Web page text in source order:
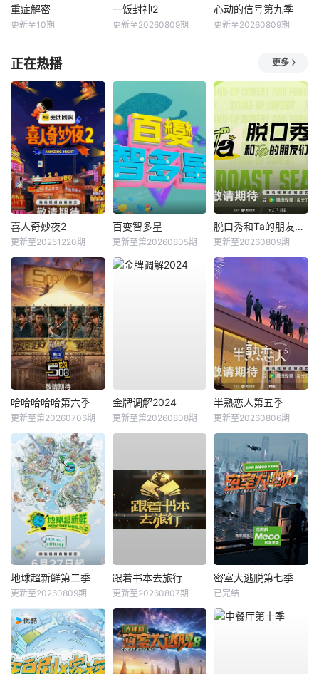
重症解密
更新至10期
一饭封神2
更新至20260809期
心动的信号第九季
更新至20260809期
正在热播 更多
喜人奇妙夜2
更新至20251220期
百变智多星
更新至第20260805期
脱口秀和Ta的朋友们第三季
更新至20260809期
哈哈哈哈哈第六季
更新至第20260706期
金牌调解2024
更新至第20260808期
半熟恋人第五季
更新至20260806期
地球超新鲜第二季
更新至20260809期
跟着书本去旅行
更新至20260807期
密室大逃脱第七季
已完结